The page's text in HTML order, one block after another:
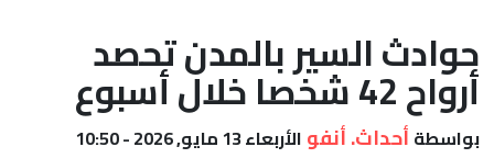
أعمدة
الصحراء
حوادث السير بالمدن تحصد
أرواح 42 شخصا خلال أسبوع
بواسطة أحداث. أنفو الأربعاء 13 مايو, 2026 - 10:50